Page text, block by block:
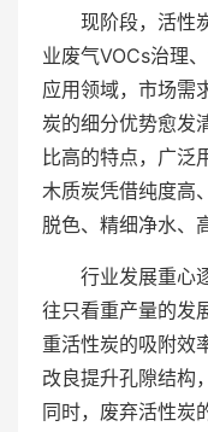
现阶段，活性
业废气VOCs治理
应用领域，市场需
炭的细分优势愈发
比高的特点，广泛
木质炭凭借纯度高
脱色、精细净水、
行业发展重心
往只看重产量的发
重活性炭的吸附效
改良提升孔隙结构
同时，废弃活性炭